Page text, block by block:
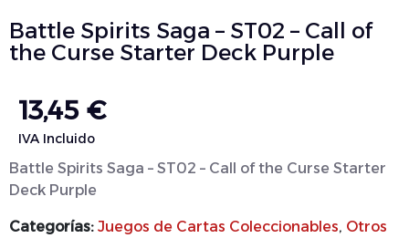
Battle Spirits Saga – ST02 – Call of
the Curse Starter Deck Purple
13,45 €
IVA Incluido
Battle Spirits Saga – ST02 – Call of the Curse Starter
Deck Purple
Categorías: Juegos de Cartas Coleccionables, Otros